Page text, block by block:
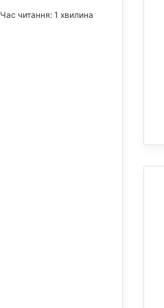
Час читання: 1 хвилина